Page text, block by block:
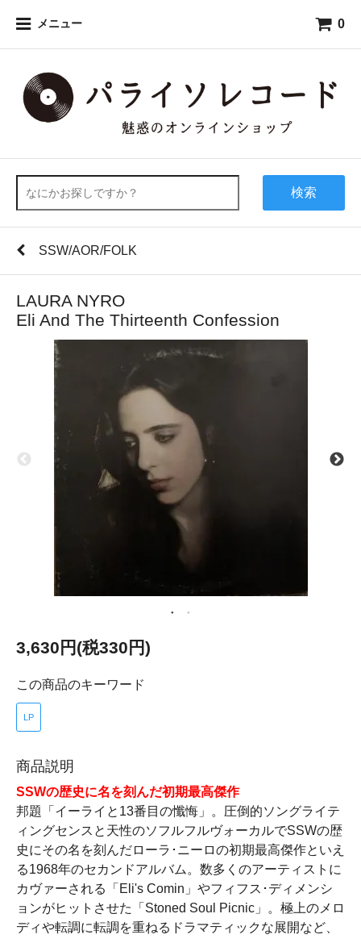
メニュー 0
検索
SSW/AOR/FOLK
LAURA NYRO
Eli And The Thirteenth Confession
3,630円(税330円)
この商品のキーワード
LP
商品説明
SSWの歴史に名を刻んだ初期最高傑作
邦題「イーライと13番目の懺悔」。圧倒的ソングライテ
ィングセンスと天性のソフルフルヴォーカルでSSWの歴
史にその名を刻んだローラ･ニーロの初期最高傑作といえ
る1968年のセカンドアルバム。数多くのアーティストに
カヴァーされる「Eli's Comin」やフィフス･ディメンシ
ョンがヒットさせた「Stoned Soul Picnic」。極上のメロ
ディや転調に転調を重ねるドラマティックな展開など、